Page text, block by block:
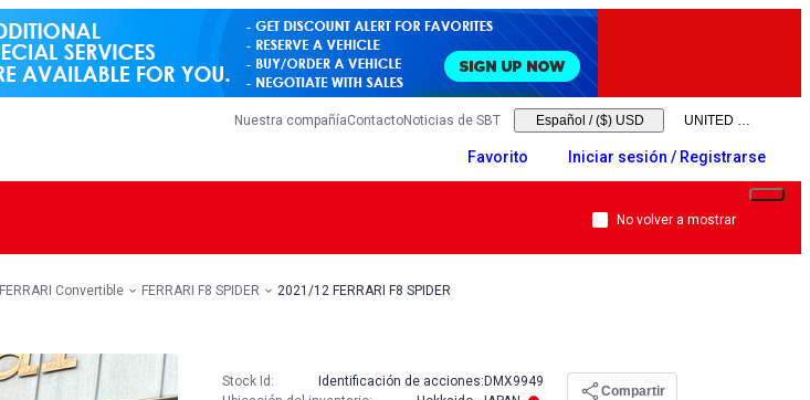
Nuestra compañíaContactoNoticias de SBT Español / ($) USD
Favorito Iniciar sesión / Registrarse
No volver a mostrar
FERRARI Convertible FERRARI F8 SPIDER 2021/12 FERRARI F8 SPIDER
Stock Id: Identificación de acciones: DMX9949
Compartir